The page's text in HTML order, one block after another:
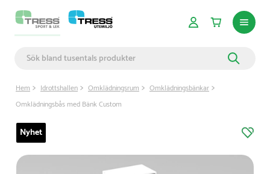
Hem Idrottshallen Omklädningsrum
Omklädningsbänkar
Omklädningsbås med Bänk Custom
Nyhet